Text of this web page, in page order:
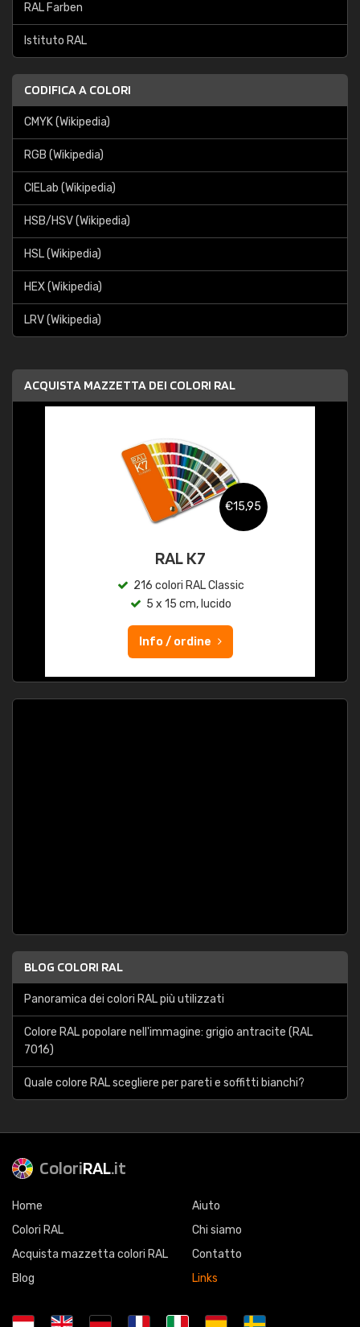
RAL Farben
Istituto RAL
CODIFICA A COLORI
CMYK (Wikipedia)
RGB (Wikipedia)
CIELab (Wikipedia)
HSB/HSV (Wikipedia)
HSL (Wikipedia)
HEX (Wikipedia)
LRV (Wikipedia)
ACQUISTA MAZZETTA DEI COLORI RAL
€15,95
RAL K7
216 colori RAL Classic
5 x 15 cm, lucido
Info / ordine
BLOG COLORI RAL
Panoramica dei colori RAL più utilizzati
Colore RAL popolare nell'immagine: grigio antracite (RAL
7016)
Quale colore RAL scegliere per pareti e soffitti bianchi?
ColoriRAL.it
Home
Colori RAL
Acquista mazzetta colori RAL
Blog
Aiuto
Chi siamo
Contatto
Links